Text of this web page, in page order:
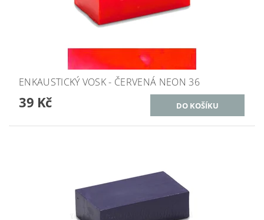
ENKAUSTICKÝ VOSK - ČERVENÁ NEON 36
39 Kč